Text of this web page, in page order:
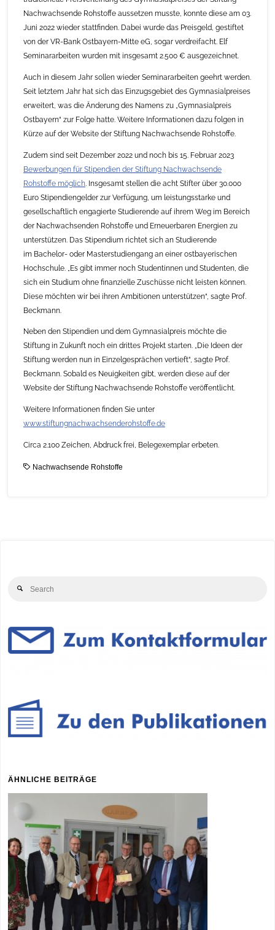
Nachwachsende Rohstoffe aussetzen musste, konnte diese am 03.
Juni 2022 wieder stattfinden. Dabei wurde das Preisgeld, gestiftet
von der VR-Bank Ostbayern-Mitte eG, sogar verdreifacht. Elf
Seminararbeiten wurden mit insgesamt 2.500 € ausgezeichnet.
Auch in diesem Jahr sollen wieder Seminararbeiten geehrt werden.
Seit letztem Jahr hat sich das Einzugsgebiet des Gymnasialpreises
erweitert, was die Änderung des Namens zu „Gymnasialpreis
Ostbayern“ zur Folge hatte. Weitere Informationen dazu folgen in
Kürze auf der Website der Stiftung Nachwachsende Rohstoffe.
Zudem sind seit Dezember 2022 und noch bis 15. Februar 2023
Bewerbungen für Stipendien der Stiftung Nachwachsende
Rohstoffe möglich . Insgesamt stellen die acht Stifter über 30.000
Euro Stipendiengelder zur Verfügung, um leistungsstarke und
gesellschaftlich engagierte Studierende auf ihrem Weg im Bereich
der Nachwachsenden Rohstoffe und Erneuerbaren Energien zu
unterstützen. Das Stipendium richtet sich an Studierende
im Bachelor- oder Masterstudiengang an einer ostbayerischen
Hochschule. „Es gibt immer noch Studentinnen und Studenten, die
sich ein Studium ohne finanzielle Zuschüsse nicht leisten können.
Diese möchten wir bei ihren Ambitionen unterstützen“, sagte Prof.
Beckmann.
Neben den Stipendien und dem Gymnasialpreis möchte die
Stiftung in Zukunft noch ein drittes Projekt starten. „Die Ideen der
Stiftung werden nun in Einzelgesprächen vertieft“, sagte Prof.
Beckmann. Sobald es Neuigkeiten gibt, werden diese auf der
Website der Stiftung Nachwachsende Rohstoffe veröffentlicht.
Weitere Informationen finden Sie unter
www.stiftungnachwachsenderohstoffe.de
Circa 2.100 Zeichen, Abdruck frei, Belegexemplar erbeten.
Nachwachsende Rohstoffe
Search
ÄHNLICHE BEITRÄGE